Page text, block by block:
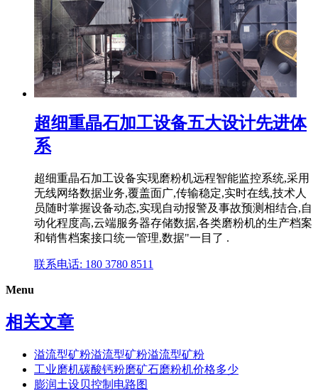
超细重晶石加工设备五大设计先进体
系
超细重晶石加工设备实现磨粉机远程智能监控系统,采用
无线网络数据业务,覆盖面广,传输稳定,实时在线,技术人
员随时掌握设备动态,实现自动报警及事故预测相结合,自
动化程度高,云端服务器存储数据,各类磨粉机的生产档案
和销售档案接口统一管理,数据"一目了 .
联系电话: 180 3780 8511
Menu
相关文章
溢流型矿粉溢流型矿粉溢流型矿粉
工业磨机碳酸钙粉磨矿石磨粉机价格多少
膨润土设贝控制电路图